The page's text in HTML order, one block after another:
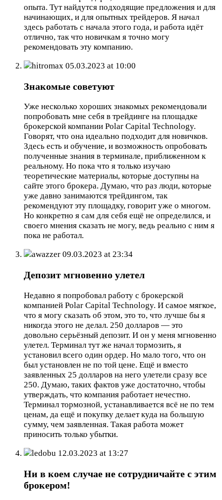
опыта. Тут найдутся подходящие предложения и для
начинающих, и для опытных трейдеров. Я начал
здесь работать с начала этого года, и работа идёт
отлично, так что новичкам я точно могу
рекомендовать эту компанию.
hitromax 05.03.2023 at 10:00
Знакомые советуют
Уже несколько хороших знакомых рекомендовали
попробовать мне себя в трейдинге на площадке
брокерской компании Polar Capital Technology.
Говорят, что она идеально подходит для новичков.
Здесь есть и обучение, и возможность опробовать
полученные знания в терминале, приближенном к
реальному. Но пока что я только изучаю
теоретические материалы, которые доступны на
сайте этого брокера. Думаю, что раз люди, которые
уже давно занимаются трейдингом, так
рекомендуют эту площадку, говорит уже о многом.
Но конкретно я сам для себя ещё не определился, и
своего мнения сказать не могу, ведь реально с ним я
пока не работал.
awazzer 09.03.2023 at 23:34
Депозит мгновенно улетел
Недавно я попробовал работу с брокерской
компанией Polar Capital Technology. И самое мягкое,
что я могу сказать об этом, это то, что лучше бы я
никогда этого не делал. 250 долларов — это
довольно серьёзный депозит. И он у меня мгновенно
улетел. Терминал тут же начал тормозить, я
установил всего один ордер. Но мало того, что он
был установлен не по той цене. Ещё и вместо
заявленных 25 долларов на него улетели сразу все
250. Думаю, таких фактов уже достаточно, чтобы
утверждать, что компания работает нечестно.
Терминал тормозной, устанавливается всё не по тем
ценам, да ещё и покупку делает куда на большую
сумму, чем заявленная. Такая работа может
приносить только убытки.
ledobu 12.03.2023 at 13:27
Ни в коем случае не сотрудничайте с этим
брокером!